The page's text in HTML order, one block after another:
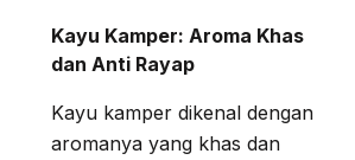
Kayu Kamper: Aroma Khas
dan Anti Rayap
Kayu kamper dikenal dengan
aromanya yang khas dan